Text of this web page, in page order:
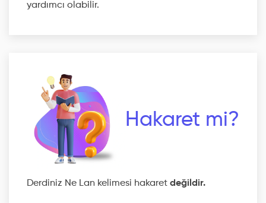
yardımcı olabilir.
Hakaret mi?
Derdiniz Ne Lan kelimesi hakaret değildir.